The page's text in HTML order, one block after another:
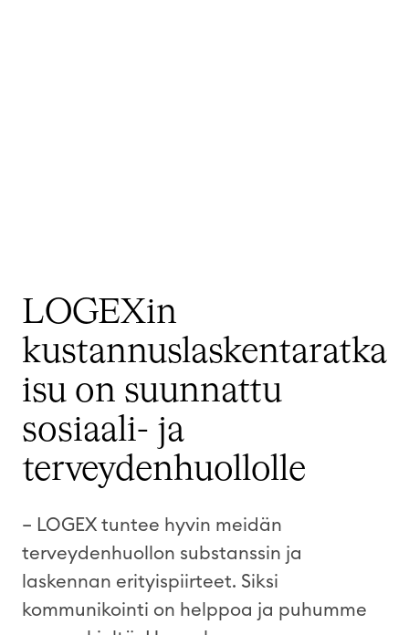
LOGEXin
kustannuslaskentaratka
isu on suunnattu
sosiaali- ja
terveydenhuollolle
– LOGEX tuntee hyvin meidän
terveydenhuollon substanssin ja
laskennan erityispiirteet. Siksi
kommunikointi on helppoa ja puhumme